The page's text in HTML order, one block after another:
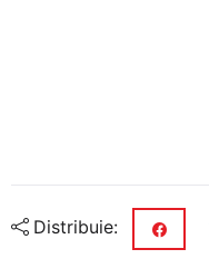
Distribuie: